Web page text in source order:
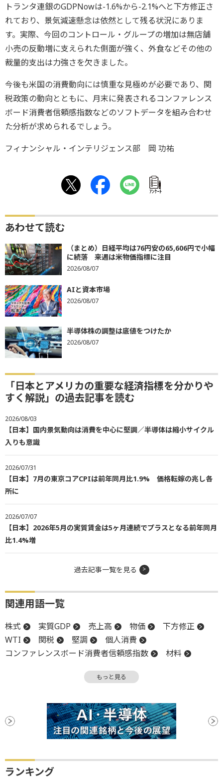
トランタ連銀のGDPNowは-1.6%から-2.1%へと下方修正さ
れており、景気減速懸念は依然として残る状況にありま
す。実際、今回のコントロール・グループの増加は無店舗
小売の反動増に支えられた側面が強く、外食などその他の
裁量的支出は力強さを欠きました。
今後も米国の消費動向には慎重な見極めが必要であり、関
税政策の動向とともに、月末に発表されるコンファレンス
ボード消費者信頼感指数などのソフトデータを組み合わせ
た分析が求められるでしょう。
フィナンシャル・インテリジェンス部 岡 功祐
ｱﾝｹｰﾄ
あわせて読む
（まとめ）日経平均は76円安の65,606円で小幅
に続落 来週は米物価指標に注目
2026/08/07
AIと資本市場
2026/08/07
半導体株の調整は底値をつけたか
2026/08/07
「日本とアメリカの重要な経済指標を分かりや
すく解説」の過去記事を読む
2026/08/03
【日本】国内景気動向は消費を中心に堅調／半導体は縮小サイクル
入りも意識
2026/07/31
【日本】7月の東京コアCPIは前年同月比1.9% 価格転嫁の兆し各
所に
2026/07/07
【日本】2026年5月の実質賃金は5ヶ月連続でプラスとなる前年同月
比1.4%増
過去記事一覧を見る
関連用語一覧
株式 実質GDP 売上高 物価
下方修正
WTI
関税 堅調
個人消費
コンファレンスボード消費者信頼感指数
材料
もっと見る
ランキング